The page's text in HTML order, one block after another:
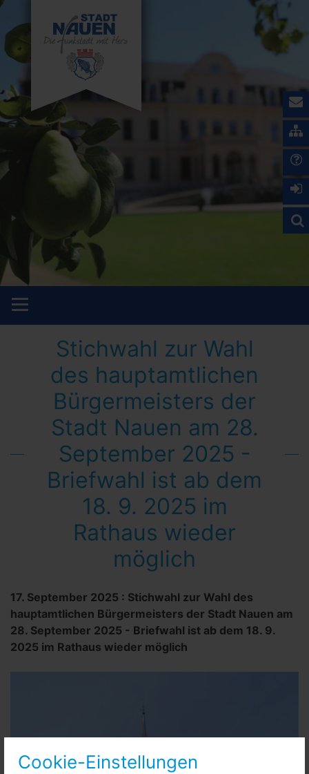
Cookie-Einstellungen
Stichwahl zur Wahl
des hauptamtlichen
Bürgermeisters der
Stadt Nauen am 28.
September 2025 -
Briefwahl ist ab dem
18. 9. 2025 im
Rathaus wieder
möglich
17. September 2025 : Stichwahl zur Wahl des
hauptamtlichen Bürgermeisters der Stadt Nauen am
28. September 2025 - Briefwahl ist ab dem 18. 9.
2025 im Rathaus wieder möglich